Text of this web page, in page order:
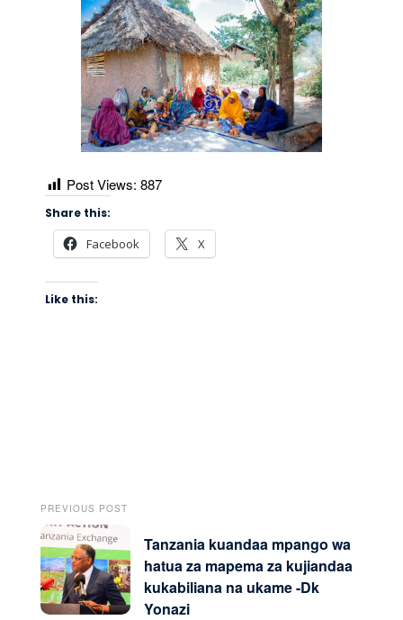
Post Views: 887
Share this:
Facebook X
Like this:
PREVIOUS POST
Tanzania kuandaa mpango wa
hatua za mapema za kujiandaa
kukabiliana na ukame -Dk
Yonazi